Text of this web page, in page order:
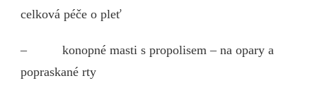
celková péče o pleť
– konopné masti s propolisem – na opary a
popraskané rty